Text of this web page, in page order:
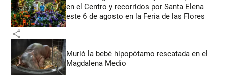
en el Centro y recorridos por Santa Elena
este 6 de agosto en la Feria de las Flores
share
Murió la bebé hipopótamo rescatada en el
Magdalena Medio